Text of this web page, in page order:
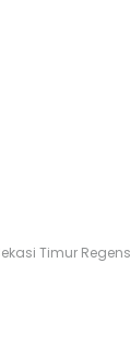
Cibitung 7
Cibitung 2
Timur